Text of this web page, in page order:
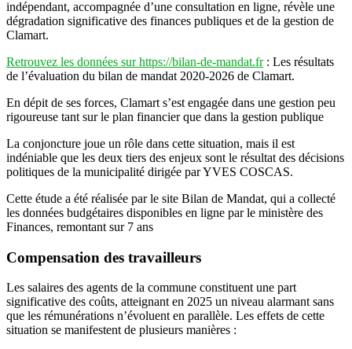
indépendant, accompagnée d’une consultation en ligne, révèle une
dégradation significative des finances publiques et de la gestion de
Clamart.
Retrouvez les données sur https://bilan-de-mandat.fr: Les résultats
de l’évaluation du bilan de mandat 2020-2026 de Clamart.
En dépit de ses forces, Clamart s’est engagée dans une gestion peu
rigoureuse tant sur le plan financier que dans la gestion publique
La conjoncture joue un rôle dans cette situation, mais il est
indéniable que les deux tiers des enjeux sont le résultat des décisions
politiques de la municipalité dirigée par YVES COSCAS.
Cette étude a été réalisée par le site Bilan de Mandat, qui a collecté
les données budgétaires disponibles en ligne par le ministère des
Finances, remontant sur 7 ans
Compensation des travailleurs
Les salaires des agents de la commune constituent une part
significative des coûts, atteignant en 2025 un niveau alarmant sans
que les rémunérations n’évoluent en parallèle. Les effets de cette
situation se manifestent de plusieurs manières :